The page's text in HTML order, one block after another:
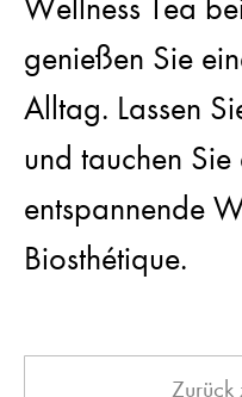
Wellness Tea
genießen Sie
Alltag. Lassen
und tauchen
entspannende
Biosthétique.
Zurück